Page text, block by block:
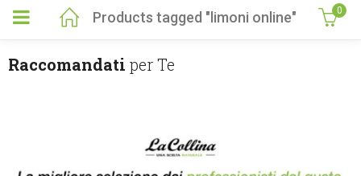
Products tagged "limoni online" 0
Raccomandati per Te